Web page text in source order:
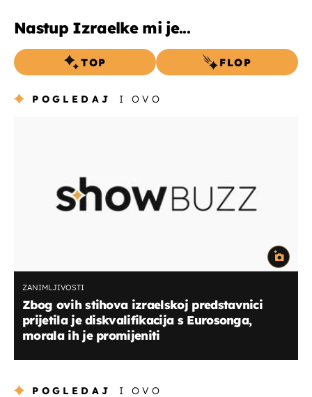
Nastup Izraelke mi je...
TOP FLOP
POGLEDAJ I OVO
ZANIMLJIVOSTI
Zbog ovih stihova izraelskoj predstavnici
prijetila je diskvalifikacija s Eurosonga,
morala ih je promijeniti
POGLEDAJ I OVO